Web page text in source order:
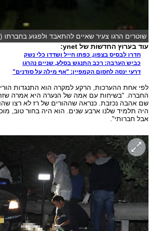
שוטרים הרגו צעיר שאיים להתאבד ולפגוע בחברתו
עוד בערוץ החדשות של ynet:
חדרו לבסיס בצפון, כפתו חייל ושדדו כלי נשק
כביש הערבה: רכב התנגש בסלע, שניים נהרגו
דרעי ינסה לחסום הקמפיין: "אף מילה על סודנים"
לפי אחת ההערכות, הרקע למקרה הוא התנגדות
החברה. "בשיחות עם אמה של הנערה היא אמרה שזה
שם אהבה נכזבת. כנראה שההורים של רז לא רצו
היה תלמיד שלנו ארבע שנים. הוא היה בחור טוב,
אבל חברותי".